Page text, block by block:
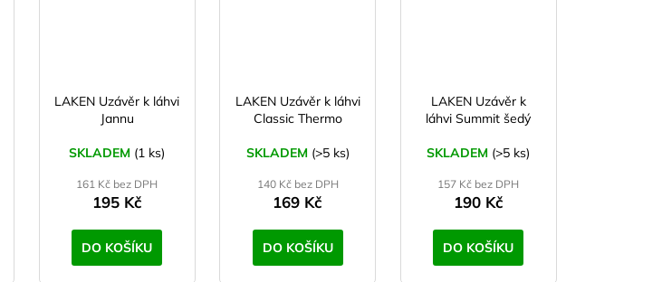
LAKEN Uzávěr k láhvi
Jannu
SKLADEM (1 ks)
161 Kč bez DPH
195 Kč
DO KOŠÍKU
LAKEN Uzávěr k láhvi
Classic Thermo
SKLADEM (>5 ks)
140 Kč bez DPH
169 Kč
DO KOŠÍKU
LAKEN Uzávěr k
láhvi Summit šedý
SKLADEM (>5 ks)
157 Kč bez DPH
190 Kč
DO KOŠÍKU